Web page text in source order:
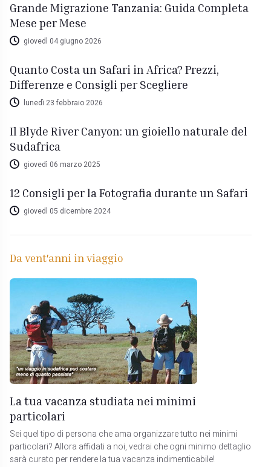
Grande Migrazione Tanzania: Guida Completa
Mese per Mese
giovedì 04 giugno 2026
Quanto Costa un Safari in Africa? Prezzi,
Differenze e Consigli per Scegliere
lunedì 23 febbraio 2026
Il Blyde River Canyon: un gioiello naturale del
Sudafrica
giovedì 06 marzo 2025
12 Consigli per la Fotografia durante un Safari
giovedì 05 dicembre 2024
Da vent'anni in viaggio
La tua vacanza studiata nei minimi
particolari
Sei quel tipo di persona che ama organizzare tutto nei minimi
particolari? Allora affidati a noi, vedrai che ogni minimo dettaglio
sarà curato per rendere la tua vacanza indimenticabile!